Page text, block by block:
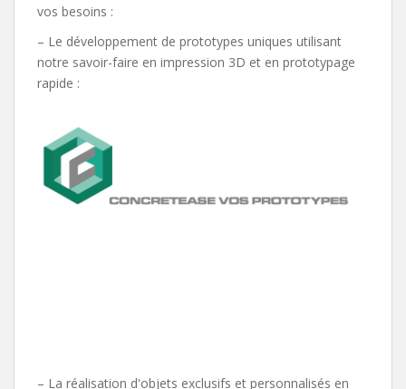
vos besoins :
– Le développement de prototypes uniques utilisant
notre savoir-faire en impression 3D et en prototypage
rapide :
– La réalisation d'objets exclusifs et personnalisés en